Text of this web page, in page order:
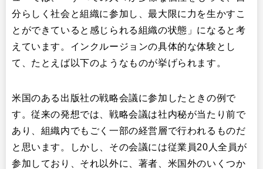
分らしく社会と組織に参加し、最大限に力を生かすこ
とができていると感じられる組織の状態」になると考
えています。インクルージョンの具体的な体験とし
て、たとえば以下のようなものが挙げられます。
米国のある出版社の戦略会議に参加したときの例で
す。従来の発想では、戦略会議は社内秘が当たり前で
あり、組織内でもごく一部の経営層で行われるものだ
と思います。しかし、その会議には従業員20人全員が
参加しており、それ以外に、著者、米国外のいくつか